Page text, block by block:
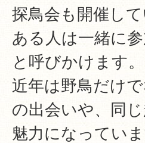
探鳥会も開催し
ある人は一緒に
と呼びかけます。
近年は野鳥だけ
の出会いや、同
魅力になってい